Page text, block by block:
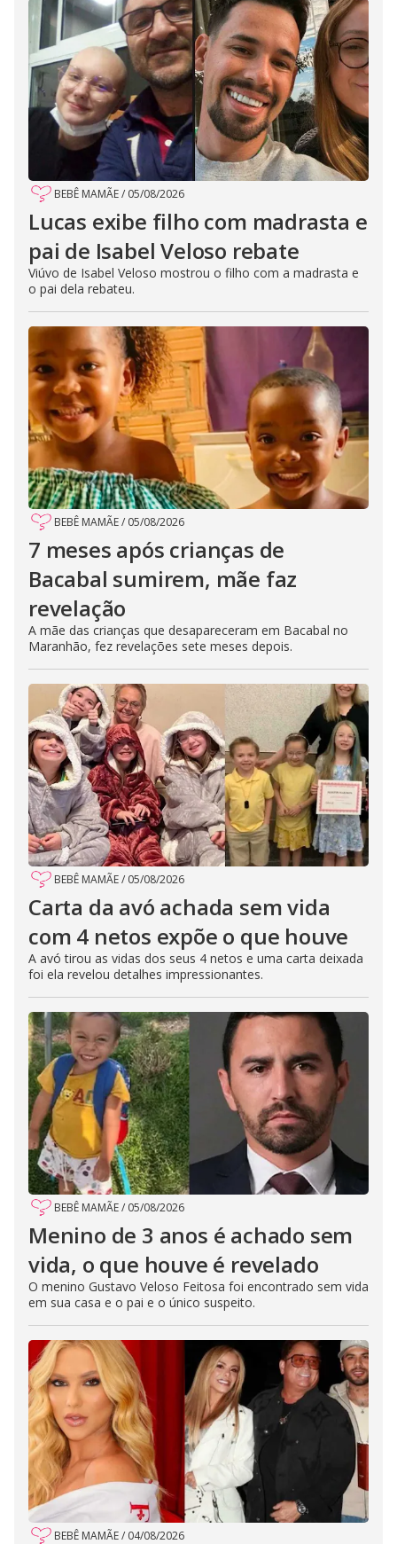
BEBÊ MAMÃE/ 05/08/2026
Lucas exibe filho com madrasta e
pai de Isabel Veloso rebate
Viúvo de Isabel Veloso mostrou o filho com a madrasta e
o pai dela rebateu.
BEBÊ MAMÃE/ 05/08/2026
7 meses após crianças de
Bacabal sumirem, mãe faz
revelação
A mãe das crianças que desapareceram em Bacabal no
Maranhão, fez revelações sete meses depois.
BEBÊ MAMÃE/ 05/08/2026
Carta da avó achada sem vida
com 4 netos expõe o que houve
A avó tirou as vidas dos seus 4 netos e uma carta deixada
foi ela revelou detalhes impressionantes.
BEBÊ MAMÃE/ 05/08/2026
Menino de 3 anos é achado sem
vida, o que houve é revelado
O menino Gustavo Veloso Feitosa foi encontrado sem vida
em sua casa e o pai e o único suspeito.
BEBÊ MAMÃE/ 04/08/2026